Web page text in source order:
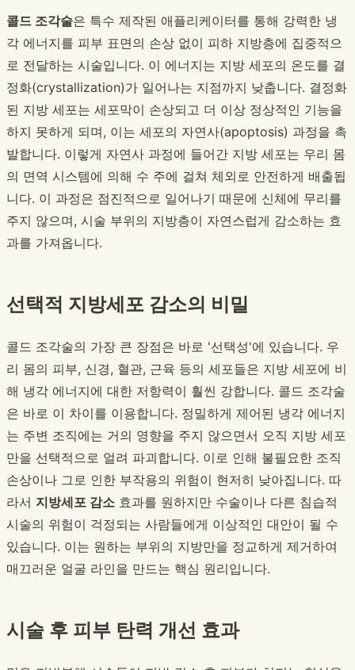
콜드 조각술은 특수 제작된 애플리케이터를 통해 강력한 냉
각 에너지를 피부 표면의 손상 없이 피하 지방층에 집중적으
로 전달하는 시술입니다. 이 에너지는 지방 세포의 온도를 결
정화(crystallization)가 일어나는 지점까지 낮춥니다. 결정화
된 지방 세포는 세포막이 손상되고 더 이상 정상적인 기능을
하지 못하게 되며, 이는 세포의 자연사(apoptosis) 과정을 촉
발합니다. 이렇게 자연사 과정에 들어간 지방 세포는 우리 몸
의 면역 시스템에 의해 수 주에 걸쳐 체외로 안전하게 배출됩
니다. 이 과정은 점진적으로 일어나기 때문에 신체에 무리를
주지 않으며, 시술 부위의 지방층이 자연스럽게 감소하는 효
과를 가져옵니다.
선택적 지방세포 감소의 비밀
콜드 조각술의 가장 큰 장점은 바로 '선택성'에 있습니다. 우
리 몸의 피부, 신경, 혈관, 근육 등의 세포들은 지방 세포에 비
해 냉각 에너지에 대한 저항력이 훨씬 강합니다. 콜드 조각술
은 바로 이 차이를 이용합니다. 정밀하게 제어된 냉각 에너지
는 주변 조직에는 거의 영향을 주지 않으면서 오직 지방 세포
만을 선택적으로 얼려 파괴합니다. 이로 인해 불필요한 조직
손상이나 그로 인한 부작용의 위험이 현저히 낮아집니다. 따
라서 지방세포 감소 효과를 원하지만 수술이나 다른 침습적
시술의 위험이 걱정되는 사람들에게 이상적인 대안이 될 수
있습니다. 이는 원하는 부위의 지방만을 정교하게 제거하여
매끄러운 얼굴 라인을 만드는 핵심 원리입니다.
시술 후 피부 탄력 개선 효과